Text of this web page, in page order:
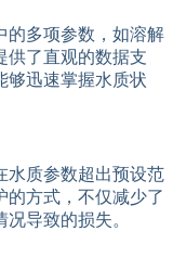
的多项参数，如溶解
供了直观的数据支
够迅速掌握水质状
水质参数超出预设范
的方式，不仅减少了
导致的损失。